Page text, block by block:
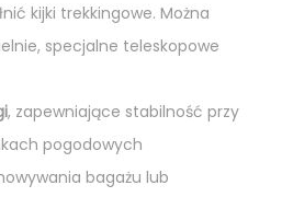
kijki trekkingowe. Można
specjalne teleskopowe
, zapewniające stabilność przy
pogodowych
bagażu lub